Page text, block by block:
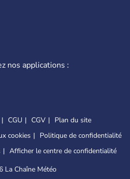
nos applications :
CGU CGV
Plan du site
cookies
Politique de confidentialité
Afficher le centre de confidentialité
La Chaîne Météo